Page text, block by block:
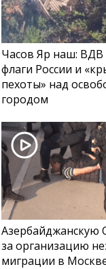
Часов Яр наш: ВДВ
флаги России и
пехоты» над
городом
Азербайджанскую
за организацию
миграции в